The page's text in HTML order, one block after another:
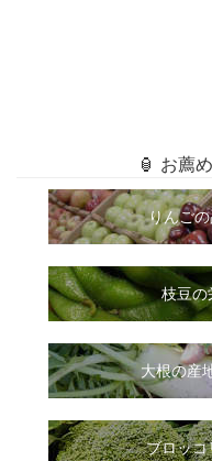
🏮 お薦
りんご
枝豆の
大根の産
ブロッコ